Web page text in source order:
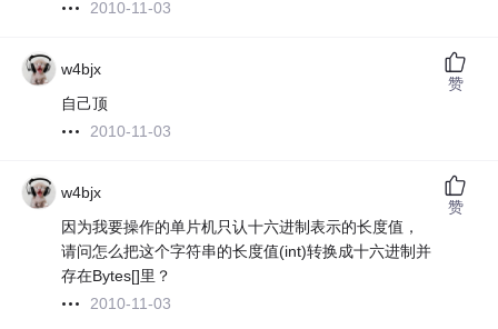
2010-11-03
w4bjx
自己顶
2010-11-03
赞
w4bjx
因为我要操作的单片机只认十六进制表示的长度值，
请问怎么把这个字符串的长度值(int)转换成十六进制并
存在Bytes[]里？
2010-11-03
赞